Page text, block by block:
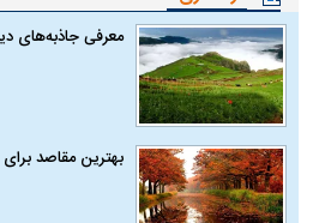
معرفی جاذبه‌های
بهترین مقاصد برای